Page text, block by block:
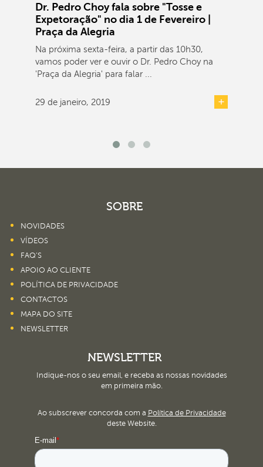
Dr. Pedro Choy fala sobre "Tosse e
Expetoração" no dia 1 de Fevereiro |
Praça da Alegria
Na próxima sexta-feira, a partir das 10h30,
vamos poder ver e ouvir o Dr. Pedro Choy na
'Praça da Alegria' para falar ...
29 de janeiro, 2019
SOBRE
NOVIDADES
VÍDEOS
FAQ’S
APOIO AO CLIENTE
POLÍTICA DE PRIVACIDADE
CONTACTOS
MAPA DO SITE
NEWSLETTER
NEWSLETTER
Indique-nos o seu email, e receba as nossas novidades
em primeira mão.
Ao subscrever concorda com a Política de Privacidade
deste Website.